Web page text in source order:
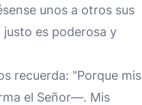
unos a otros sus
es poderosa y
recuerda: "Porque mis
el Señor—. Mis